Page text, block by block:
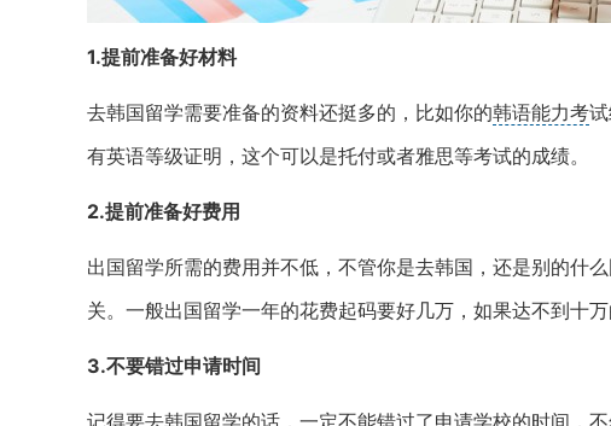
1.提前准备好材料
去韩国留学需要准备的资料还挺多的，比如你的韩语能力考
有英语等级证明，这个可以是托付或者雅思等考试的成绩。
2.提前准备好费用
出国留学所需的费用并不低，不管你是去韩国，还是别的什
关。一般出国留学一年的花费起码要好几万，如果达不到十
3.不要错过申请时间
记得要去韩国留学的话，一定不能错过了申请学校的时间，